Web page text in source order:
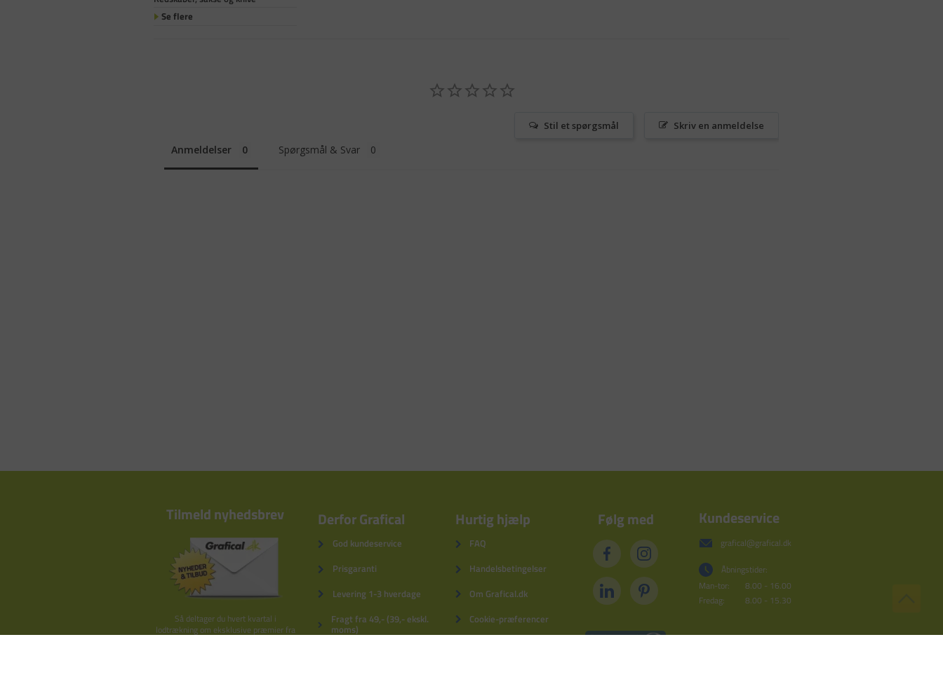
Se flere
Skriv en anmeldelse
Stil et spørgsmål
Anmeldelser Spørgsmål & Svar
Tilmeld nyhedsbrev
Så deltager du hvert kvartal i
lodtrækning om eksklusive præmier fra
Derfor Grafical
God kundeservice
Prisgaranti
Levering 1-3 hverdage
Fragt fra 49,- (39,- ekskl.
moms)
Hurtig hjælp
FAQ
Handelsbetingelser
Om Grafical.dk
Cookie-præferencer
Følg med Kundeservice
grafical@grafical.dk
Åbningstider:
Man-tor:
8.00 - 16.00
Fredag:
8.00 - 15.30